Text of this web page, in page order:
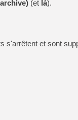
(et là).
s'arrêtent et sont